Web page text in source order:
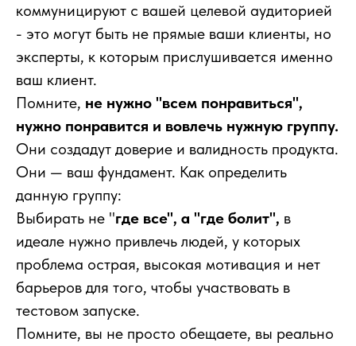
коммуницируют с вашей целевой аудиторией
- это могут быть не прямые ваши клиенты, но
эксперты, к которым прислушивается именно
ваш клиент.
Помните, не нужно "всем понравиться",
нужно понравится и вовлечь нужную группу.
Они создадут доверие и валидность продукта.
Они — ваш фундамент. Как определить
данную группу:
Выбирать не "где все", а "где болит", в
идеале нужно привлечь людей, у которых
проблема острая, высокая мотивация и нет
барьеров для того, чтобы участвовать в
тестовом запуске.
Помните, вы не просто обещаете, вы реально